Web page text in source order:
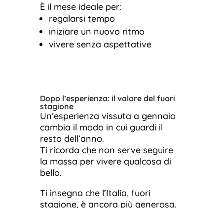
È il mese ideale per:
regalarsi tempo
iniziare un nuovo ritmo
vivere senza aspettative
Dopo l’esperienza: il valore del fuori
stagione
Un’esperienza vissuta a gennaio
cambia il modo in cui guardi il
resto dell’anno.
Ti ricorda che non serve seguire
la massa per vivere qualcosa di
bello.
Ti insegna che l’Italia, fuori
stagione, è ancora più generosa.